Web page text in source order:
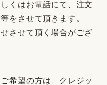
くはお電話にて、注文
をさせて頂きます。
せて頂く場合がござ
希望の方は、クレジッ